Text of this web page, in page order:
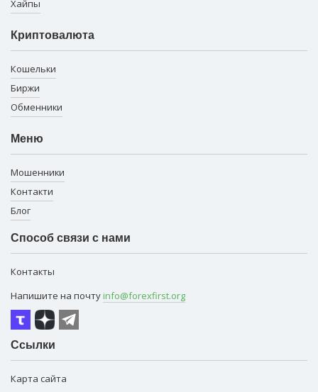
Хайпы
Криптовалюта
Кошельки
Биржи
Обменники
Меню
Мошенники
Контакти
Блог
Способ связи с нами
Контакты
Напишите на почту info@forexfirst.org
Ссылки
Карта сайта